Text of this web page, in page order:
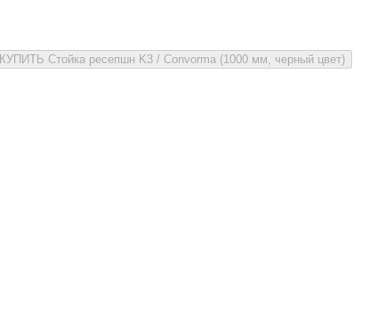
КУПИТЬ Стойка ресепшн K3 / Convorma (1000 мм, черный цвет)